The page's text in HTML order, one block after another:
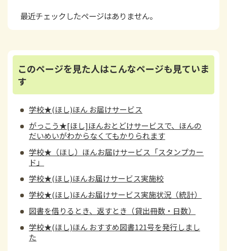
最近チェックしたページはありません。
このページを見た人はこんなページも見ていま
す
学校★(ほし)ほん お届けサービス
がっこう★[ほし]ほんおとどけサービスで、ほんの
だいめいがわからなくてもかりられます
学校★（ほし）ほんお届けサービス「スタンプカー
ド」
学校★(ほし)ほんお届けサービス実施校
学校★(ほし)ほんお届けサービス実施状況（統計）
図書を借りるとき、返すとき（貸出冊数・日数）
学校★(ほし)ほん おすすめ図書121号を発行しまし
た